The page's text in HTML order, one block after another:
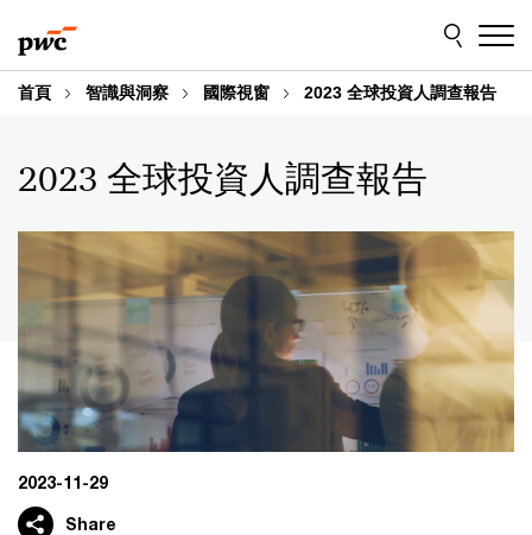
to
content
to
footer
首頁 智識與洞察 國際視窗 2023 全球投資人調查報告
2023 全球投資人調查報告
2023-11-29
Share